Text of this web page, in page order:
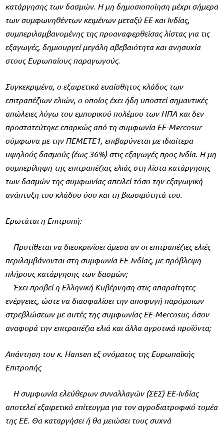
κατάργησης των δασμών. Η μη δημοσιοποίηση μέχρι σήμερα
των συμφωνηθέντων κειμένων μεταξύ ΕΕ και Ινδίας,
συμπεριλαμβανομένης της προαναφερθείσας λίστας για τις
εξαγωγές, δημιουργεί μεγάλη αβεβαιότητα και ανησυχία
στους Ευρωπαίους παραγωγούς.
Συγκεκριμένα, ο εξαιρετικά ευαίσθητος κλάδος των
επιτραπέζιων ελιών, ο οποίος έχει ήδη υποστεί σημαντικές
απώλειες λόγω του εμπορικού πολέμου των ΗΠΑ και δεν
προστατεύτηκε επαρκώς από τη συμφωνία ΕΕ-Mercosur
σύμφωνα με την ΠΕΜΕΤΕ1, επιβαρύνεται με ιδιαίτερα
υψηλούς δασμούς (έως 36%) στις εξαγωγές προς Ινδία. Η μη
συμπερίληψη της επιτραπέζιας ελιάς στη λίστα κατάργησης
των δασμών της συμφωνίας απειλεί τόσο την εξαγωγική
ανάπτυξη του κλάδου όσο και τη βιωσιμότητά του.
Ερωτάται η Επιτροπή:
Προτίθεται να διευκρινίσει άμεσα αν οι επιτραπέζιες ελιές
περιλαμβάνονται στη συμφωνία ΕΕ-Ινδίας, με πρόβλεψη
πλήρους κατάργησης των δασμών;
Έχει προβεί η Ελληνική Κυβέρνηση στις απαραίτητες
ενέργειες, ώστε να διασφαλίσει την αποφυγή παρόμοιων
στρεβλώσεων με αυτές της συμφωνίας ΕΕ-Μercosur, όσον
αναφορά την επιτραπέζια ελιά και άλλα αγροτικά προϊόντα;
Απάντηση του κ. Hansen εξ ονόματος της Ευρωπαϊκής
Επιτροπής
Η συμφωνία ελεύθερων συναλλαγών (ΣΕΣ) ΕΕ-Ινδίας
αποτελεί εξαιρετικό επίτευγμα για τον αγροδιατροφικό τομέα
της ΕΕ. Θα καταργήσει ή θα μειώσει τους συχνά